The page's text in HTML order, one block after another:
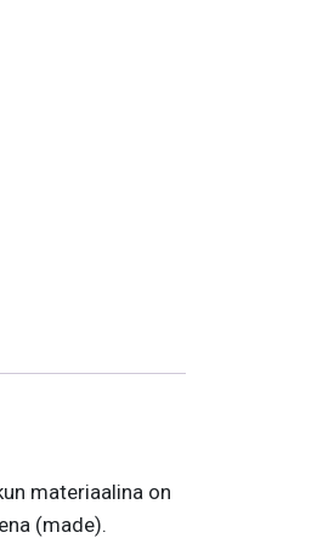
materiaalina on
(made).